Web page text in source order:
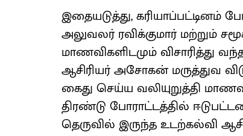
இதையடுத்து, கரியாப்பட்டினம்
அலுவலர் ரவிக்குமார் மற்றும்
மாணவிகளிடமும் விசாரித்து
ஆசிரியர் அசோகன் மருத்துவ
கைது செய்ய வலியுறுத்தி
திரண்டு போராட்டத்தில்
தெருவில் இருந்த உடற்கல்வி